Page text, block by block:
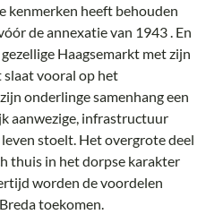
kenmerken heeft behouden
de annexatie van 1943 . En
Haagsemarkt met zijn
vooral op het
onderlinge samenhang een
aanwezige, infrastructuur
stoelt. Het overgrote deel
thuis in het dorpse karakter
worden de voordelen
toekomen.